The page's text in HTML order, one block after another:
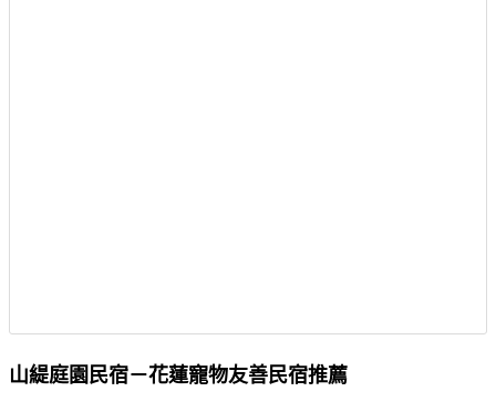
山緹庭園民宿－花蓮寵物友善民宿推薦